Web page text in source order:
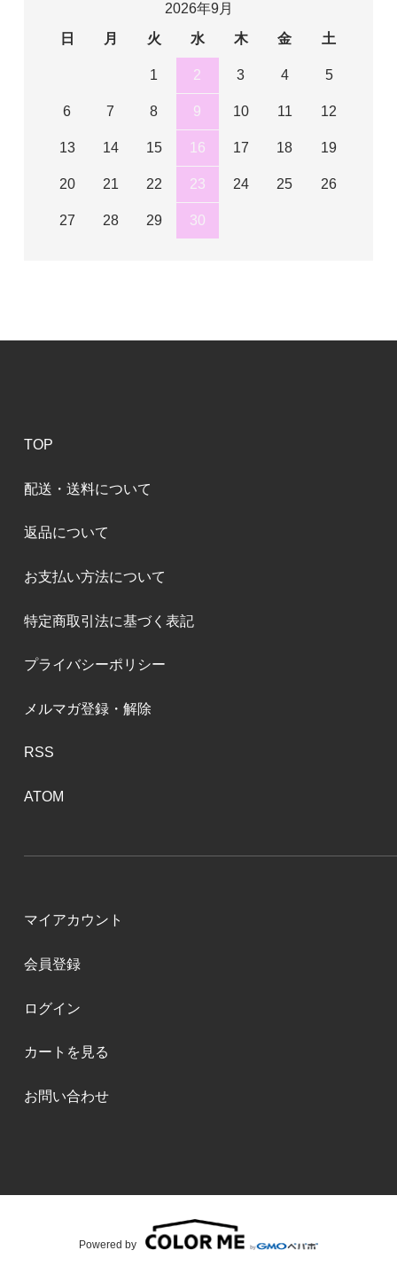
2026年9月
日
月 火 水 木 金 土
1 2 3 4 5
6 7 8 9 10 11 12
13 14 15 16 17 18 19
20 21 22 23 24 25 26
27 28 29 30
TOP
配送・送料について
返品について
お支払い方法について
特定商取引法に基づく表記
プライバシーポリシー
メルマガ登録・解除
RSS
ATOM
マイアカウント
会員登録
ログイン
カートを見る
お問い合わせ
Powered by